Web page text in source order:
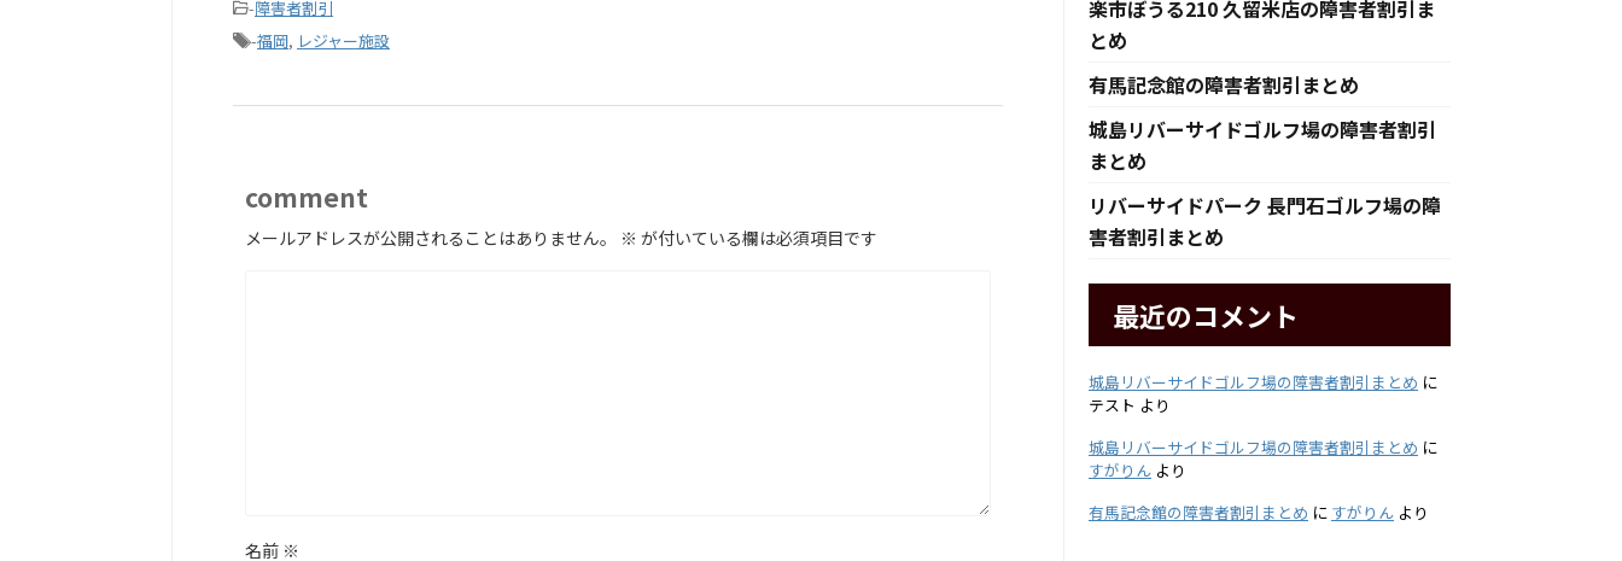
-障害者割引
-福岡, レジャー施設
comment
メールアドレスが公開されることはありません。 ※ が付いている欄は必須項目です
名前 ※
楽市ぼうる210 久留米店の障害者割引ま
とめ
有馬記念館の障害者割引まとめ
城島リバーサイドゴルフ場の障害者割引
まとめ
リバーサイドパーク 長門石ゴルフ場の障
害者割引まとめ
最近のコメント
城島リバーサイドゴルフ場の障害者割引まとめ に
テスト より
城島リバーサイドゴルフ場の障害者割引まとめ に
すがりん より
有馬記念館の障害者割引まとめ に すがりん より